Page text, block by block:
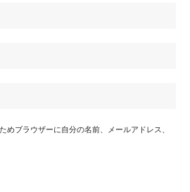
めブラウザーに自分の名前、メールアドレス、